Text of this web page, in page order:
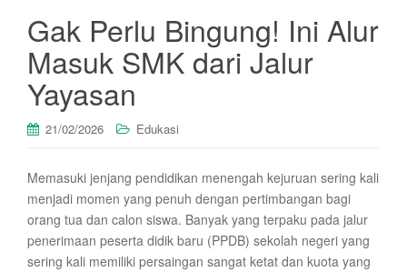
Gak Perlu Bingung! Ini Alur
Masuk SMK dari Jalur
Yayasan
21/02/2026 Edukasi
Memasuki jenjang pendidikan menengah kejuruan sering kali
menjadi momen yang penuh dengan pertimbangan bagi
orang tua dan calon siswa. Banyak yang terpaku pada jalur
penerimaan peserta didik baru (PPDB) sekolah negeri yang
sering kali memiliki persaingan sangat ketat dan kuota yang